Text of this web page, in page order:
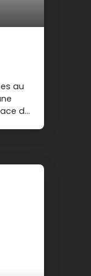
au
de